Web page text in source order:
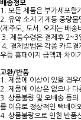
배송정보
1. 모든 제품은 부가세포함
2. 유약 소지 기계등 중량물
(제주도, 도서, 오지는 배송
3. 제품수령은 결제후 2~3
4. 결제방법은 각종 카드결
우등 홈페이지 금액과 차이
교환/반품
1. 제품에 이상이 있을 경우
2. 제품에 이상은 없으나 다
3. 상품불량 및 오배송 등
를 이유로 정상적인 택배이
4. 상품불량으로 인한 반품